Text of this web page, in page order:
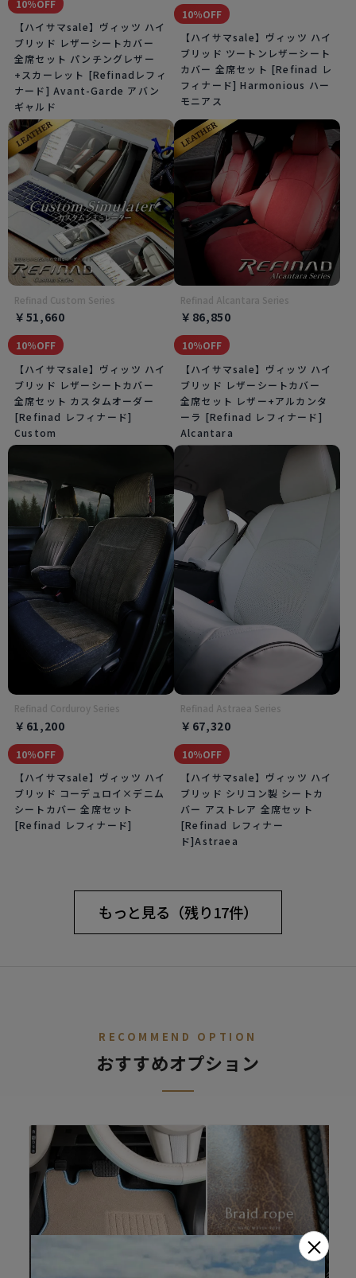
10％OFF
【ハイサマsale】ヴィッツ ハイ
ブリッド レザーシートカバー
全席セット パンチングレザー
+スカーレット [Refinadレフィ
ナード] Avant-Garde アバン
ギャルド
10％OFF
【ハイサマsale】ヴィッツ ハイ
ブリッド ツートンレザーシート
カバー 全席セット [Refinad レ
フィナード] Harmonious ハー
モニアス
Refinad Custom Series
￥51,660
10％OFF
【ハイサマsale】ヴィッツ ハイ
ブリッド レザーシートカバー
全席セット カスタムオーダー
[Refinad レフィナード]
Custom
Refinad Alcantara Series
￥86,850
10％OFF
【ハイサマsale】ヴィッツ ハイ
ブリッド レザーシートカバー
全席セット レザー+アルカンタ
ーラ [Refinad レフィナード]
Alcantara
Refinad Corduroy Series
￥61,200
10％OFF
【ハイサマsale】ヴィッツ ハイ
ブリッド コーデュロイ×デニム
シートカバー 全席セット
[Refinad レフィナード]
Refinad Astraea Series
￥67,320
10％OFF
【ハイサマsale】ヴィッツ ハイ
ブリッド シリコン製 シートカ
バー アストレア 全席セット
[Refinad レフィナー
ド]Astraea
もっと見る（残り17件）
RECOMMEND OPTION
おすすめオプション
×